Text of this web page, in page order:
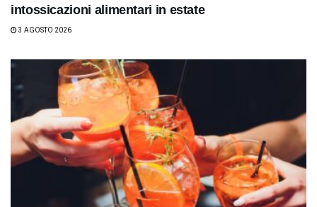
intossicazioni alimentari in estate
3 AGOSTO 2026